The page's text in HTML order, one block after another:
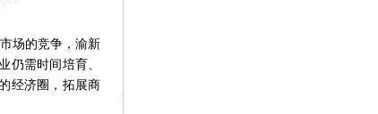
场的竞争，渝新
仍需时间培育、
经济圈，拓展商